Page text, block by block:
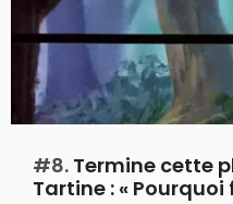
#8. Termine cette
Tartine : «